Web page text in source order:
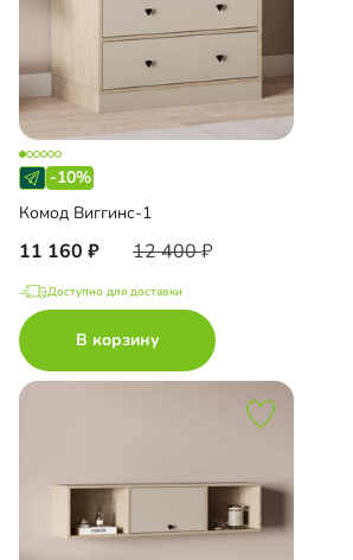
-10%
Комод Виггинс-1
11 160 12 400
Доступно для доставки
В корзину